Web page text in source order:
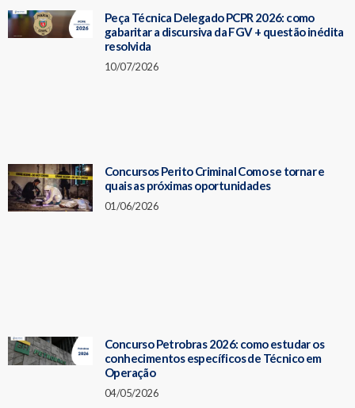
Peça Técnica Delegado PCPR 2026: como
gabaritar a discursiva da FGV + questão inédita
resolvida
10/07/2026
Concursos Perito Criminal Como se tornar e
quais as próximas oportunidades
01/06/2026
Concurso Petrobras 2026: como estudar os
conhecimentos específicos de Técnico em
Operação
04/05/2026